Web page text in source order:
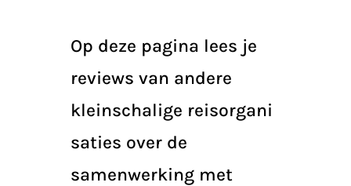
Op deze pagina lees je
reviews van andere
kleinschalige reisorgani
saties over de
samenwerking met